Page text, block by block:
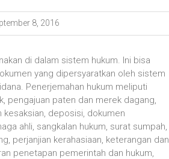
8, 2016
di dalam sistem hukum. Ini bisa
yang dipersyaratkan oleh sistem
Penerjemahan hukum meliputi
pengajuan paten dan merek dagang,
deposisi, dokumen
ahli, sangkalan hukum, surat sumpah,
perjanjian kerahasiaan, keterangan dan
penetapan pemerintah dan hukum,